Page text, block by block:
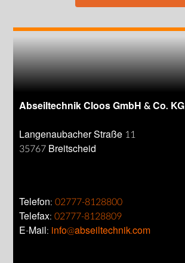
Abseiltechnik Cloos GmbH & Co. KG
Langenaubacher Straße 11
35767 Breitscheid
Telefon:02777-8128800
Telefax:02777-8128809
E-Mail: info@abseiltechnik.com